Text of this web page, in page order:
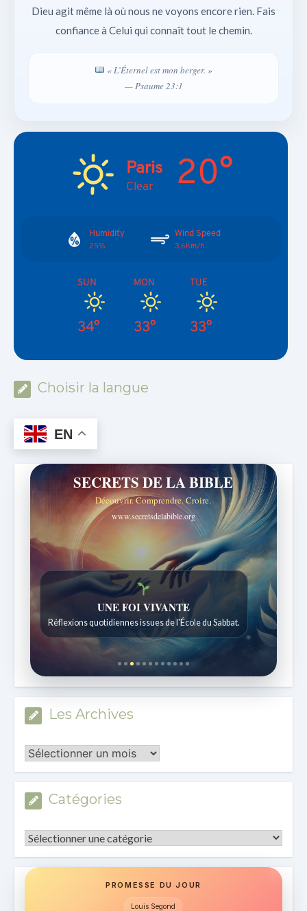
Dieu agit même là où nous ne voyons encore rien. Fais
confiance à Celui qui connaît tout le chemin.
« L’Éternel est mon berger. »
— Psaume 23:1
Paris
Clear 20°
Humidity
25%
Wind Speed
3.6Km/h
SUN
34°
MON
33°
TUE
33°
Choisir la langue
EN
SECRETS DE LA BIBLE
Découvrir. Comprendre. Croire.
www.secretsdelabible.org
UNE FOI VIVANTE
Réflexions quotidiennes issues de l'École du Sabbat.
Les Archives
Les
Archives
Catégories
Catégories
PROMESSE DU JOUR
Louis Segond